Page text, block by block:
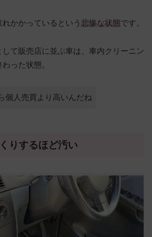
かかっているという 悲惨な状態です。
て販売店に並ぶ車は、車内クリーニン
った状態。
個人売買より高いんだね
りするほど汚い